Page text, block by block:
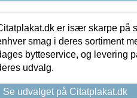
er især skarpe på
smag i deres sortiment
bytteservice, og levering
udvalg.
Se udvalget på Citatplakat.dk